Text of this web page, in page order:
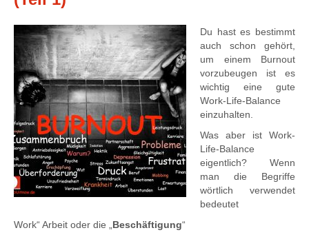
Du hast es bestimmt
auch schon gehört,
um einem Burnout
vorzubeugen ist es
wichtig eine gute
Work-Life-Balance
einzuhalten.
Was aber ist Work-
Life-Balance
eigentlich? Wenn
man die Begriffe
wörtlich verwendet
bedeutet
Work“ Arbeit oder die „ Beschäftigung“